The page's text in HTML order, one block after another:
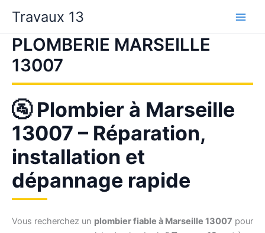
contenu
Travaux 13
PLOMBERIE MARSEILLE
13007
🚰 Plombier à Marseille
13007 – Réparation,
installation et
dépannage rapide
Vous recherchez un plombier fiable à Marseille 13007 pour